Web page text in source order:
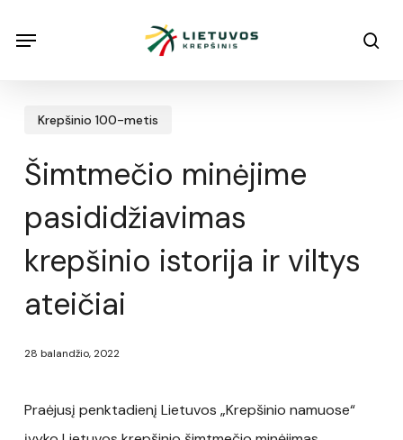
Menu
Krepšinio 100-metis
Šimtmečio minėjime
pasididžiavimas
krepšinio istorija ir viltys
ateičiai
28 balandžio, 2022
Praėjusį penktadienį Lietuvos „Krepšinio namuose“